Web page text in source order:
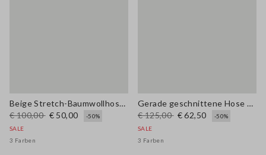
Beige Stretch-Baumwollhosen
€ 100,00 € 50,00
-50%
SALE
3 Farben
Gerade geschnittene Hose aus lila Baumwoll-Leinen-Mischung mit regulärer Passform
€ 125,00 € 62,50
-50%
SALE
3 Farben